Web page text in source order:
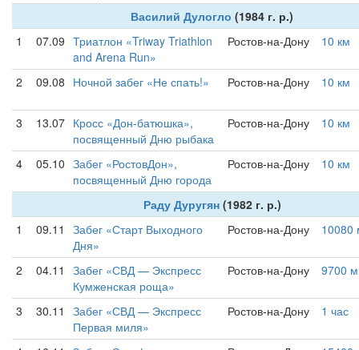
Василий Дулогло (1984 г. р.)
1
07.09 Триатлон «Triway Triathlon
and Arena Run»
Ростов-на-Дону 10 км
2 09.08 Ночной забег «Не спать!» Ростов-на-Дону 10 км
3 13.07 Кросс «Дон-батюшка»,
посвященный Дню рыбака
Ростов-на-Дону 10 км
4 05.10 Забег «РостовДон»,
посвященный Дню города
Ростов-на-Дону 10 км
Раду Дуругян(1982 г. р.)
1
09.11
Забег «Старт Выходного
Дня»
Ростов-на-Дону 10080
2 04.11
Забег «СВД — Экспресс
Кумженская роща»
Ростов-на-Дону 9700 м
3 30.11
Забег «СВД — Экспресс
Первая миля»
Ростов-на-Дону 1 час